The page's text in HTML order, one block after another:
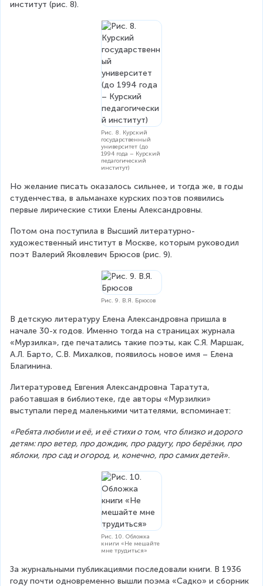
институт (рис. 8).
Рис. 8. Курский
государственный
университет (до
1994 года – Курский
педагогический
институт)
Но желание писать оказалось сильнее, и тогда же, в годы
студенчества, в альманахе курских поэтов появились
первые лирические стихи Елены Александровны.
Потом она поступила в Высший литературно-
художественный институт в Москве, которым руководил
поэт Валерий Яковлевич Брюсов (рис. 9).
Рис. 9. В.Я. Брюсов
В детскую литературу Елена Александровна пришла в
начале 30-х годов. Именно тогда на страницах журнала
«Мурзилка», где печатались такие поэты, как С.Я. Маршак,
А.Л. Барто, С.В. Михалков, появилось новое имя – Елена
Благинина.
Литературовед Евгения Александровна Таратута,
работавшая в библиотеке, где авторы «Мурзилки»
выступали перед маленькими читателями, вспоминает:
«Ребята любили и её, и её стихи о том, что близко и дорого
детям: про ветер, про дождик, про радугу, про берёзки, про
яблоки, про сад и огород, и, конечно, про самих детей».
Рис. 10. Обложка
книги «Не мешайте
мне трудиться»
За журнальными публикациями последовали книги. В 1936
году почти одновременно вышли поэма «Садко» и сборник